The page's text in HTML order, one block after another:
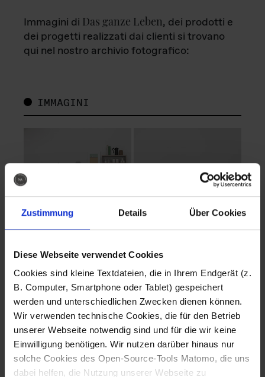
Zustimmung Details Über Cookies
Diese Webseite verwendet Cookies
Cookies sind kleine Textdateien, die in Ihrem Endgerät (z.
B. Computer, Smartphone oder Tablet) gespeichert
werden und unterschiedlichen Zwecken dienen können.
Wir verwenden technische Cookies, die für den Betrieb
unserer Webseite notwendig sind und für die wir keine
Einwilligung benötigen. Wir nutzen darüber hinaus nur
solche Cookies des Open-Source-Tools Matomo, die uns
dabei helfen, die Nutzung unserer Webseite zu
Immagini di Das ganze Leben, dei prodotti e
dei progetti realizzati dai clienti si trovano
qui nel nostro archivio fotografico:
IMMAGINI
Fotografo: Lorenz
Sternbach
Download
Fotografo: Lorenz
Sternbach
Download